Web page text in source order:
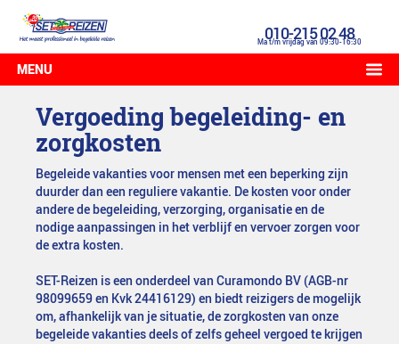
010-215 02 48
Ma t/m vrijdag van 09:30-16:30
MENU
Vergoeding begeleiding- en
zorgkosten
Begeleide vakanties voor mensen met een beperking zijn
duurder dan een reguliere vakantie. De kosten voor onder
andere de begeleiding, verzorging, organisatie en de
nodige aanpassingen in het verblijf en vervoer zorgen voor
de extra kosten.
SET-Reizen is een onderdeel van Curamondo BV (AGB-nr
98099659 en Kvk 24416129) en biedt reizigers de mogelijk
om, afhankelijk van je situatie, de zorgkosten van onze
begeleide vakanties deels of zelfs geheel vergoed te krijgen